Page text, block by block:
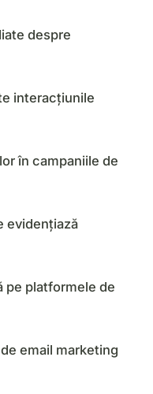
despre
interacțiunile
în campaniile de
evidențiază
pe platformele de
email marketing